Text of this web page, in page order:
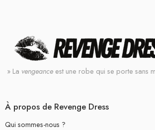
» La vengeance est une robe qui se porte sans
À propos de Revenge Dress
Qui sommes-nous ?